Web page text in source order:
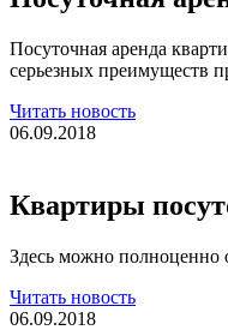
Посуточная аренда
серьезных преимуществ
Читать новость
06.09.2018
Квартиры
Здесь можно полноценно
Читать новость
06.09.2018